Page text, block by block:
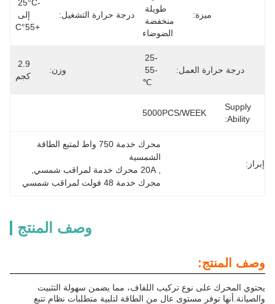
ميزة:
الضوضاء
درجة حرارة التشغيل:
+55°C
درجة حرارة العمل:
℃
وزن:
كجم
Supply
Ability:
5000PCS/WEEK
إبراز:
الشمسية
, 20A محرك خدمة لمراقب شمسي
محرك خدمة 48 فولت لمراقب شمسي
وصف المنتج
وصف المنتج:
يحتوي المحرك على نوع تركيب اللفاف، مما يضمن سهولة التثبيت
والصيانة.أنها توفر مستوى عال من الطاقة لتلبية متطلبات نظام تتبع